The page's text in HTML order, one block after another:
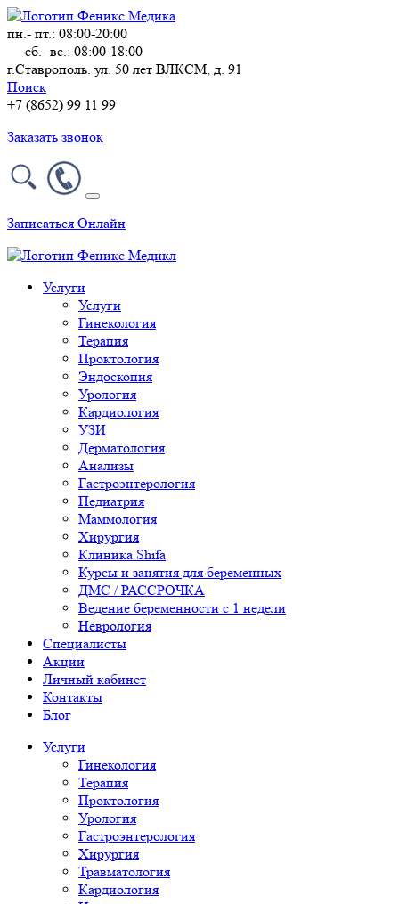
пн.- пт.: 08:00-20:00
сб.- вс.: 08:00-18:00
г.Ставрополь. ул. 50 лет ВЛКСМ, д. 91
Поиск
+7 (8652) 99 11 99
Заказать звонок
Записаться Онлайн
Услуги
Услуги
Гинекология
Терапия
Проктология
Эндоскопия
Урология
Кардиология
УЗИ
Дерматология
Анализы
Гастроэнтерология
Педиатрия
Маммология
Хирургия
Клиника Shifa
Курсы и занятия для беременных
ДМС / РАССРОЧКА
Ведение беременности с 1 недели
Неврология
Специалисты
Акции
Личный кабинет
Контакты
Блог
Услуги
Гинекология
Терапия
Проктология
Урология
Гастроэнтерология
Хирургия
Травматология
Кардиология